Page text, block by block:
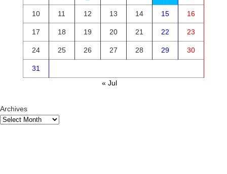
10 11 12 13 14 15 16
17 18 19 20 21 22 23
24 25 26 27 28 29 30
31
« Jul
Archives